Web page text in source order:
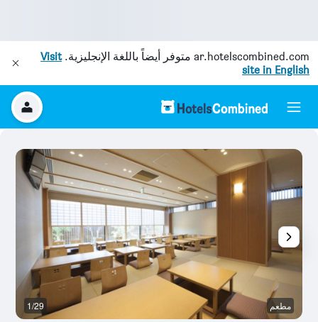
ar.hotelscombined.com متوفر أيضاً باللغة الإنجليزية.Visit
site in English
مطعم 1/29